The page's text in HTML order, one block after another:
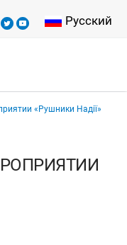
Select your
Русский
«Рушники Надії»